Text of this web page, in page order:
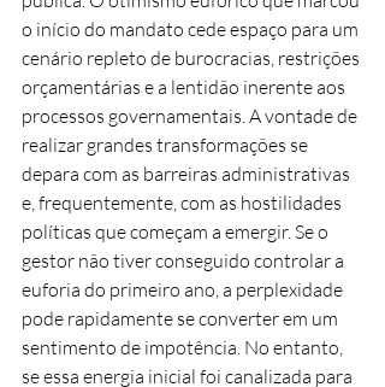
o início do mandato cede espaço para um
cenário repleto de burocracias, restrições
orçamentárias e a lentidão inerente aos
processos governamentais. A vontade de
realizar grandes transformações se
depara com as barreiras administrativas
e, frequentemente, com as hostilidades
políticas que começam a emergir. Se o
gestor não tiver conseguido controlar a
euforia do primeiro ano, a perplexidade
pode rapidamente se converter em um
sentimento de impotência. No entanto,
se essa energia inicial foi canalizada para